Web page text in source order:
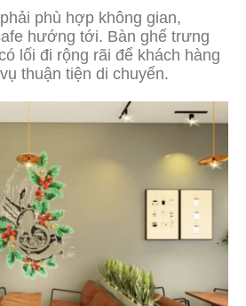
phù hợp không gian,
hướng tới. Bàn ghế trưng
lối đi rộng rãi để khách hàng
thuận tiện di chuyển.